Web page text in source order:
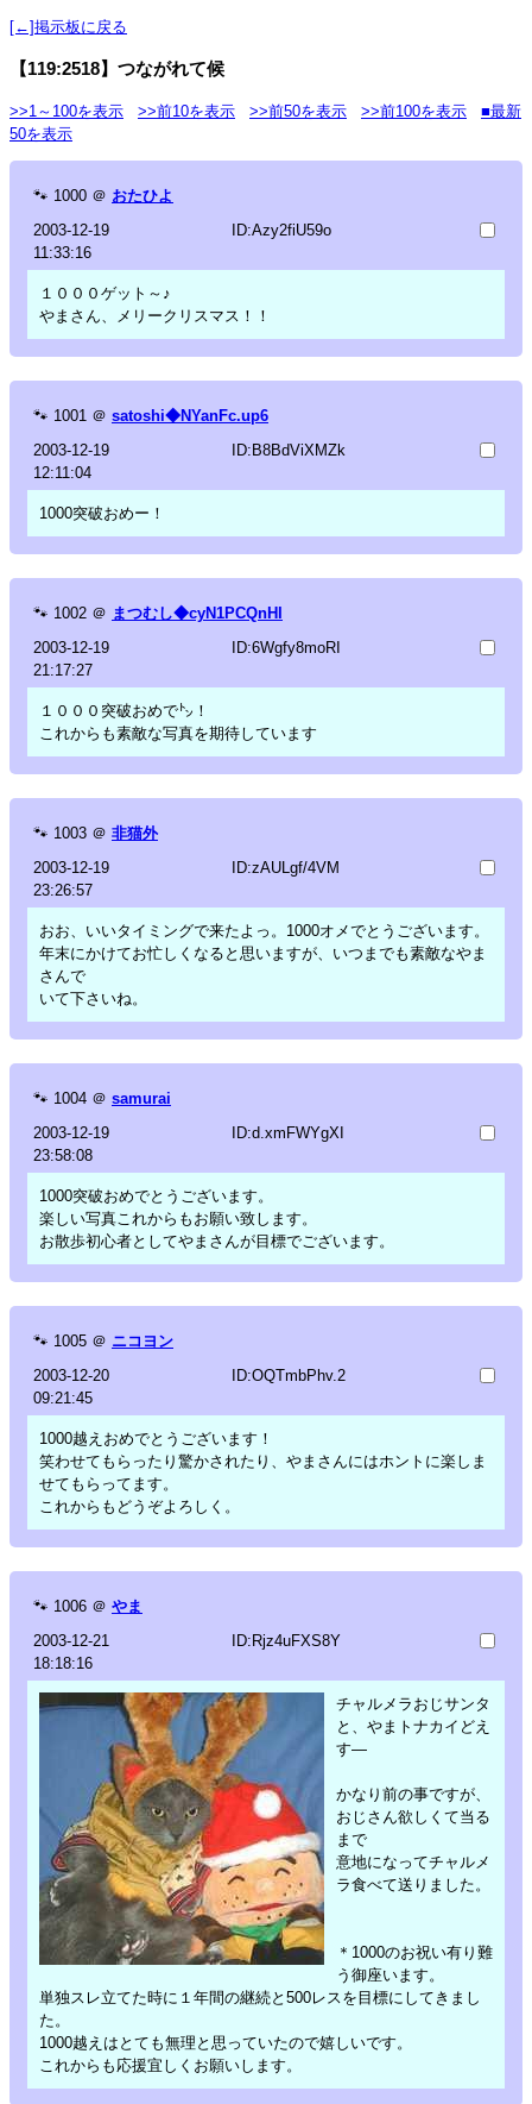
[←]掲示板に戻る
【119:2518】つながれて候
>>1～100を表示 >>前10を表示 >>前50を表示 >>前100を表示
■最新
50を表示
🐾 1000 ＠ おたひよ
2003-12-19
11:33:16
ID:Azy2fiU59o
１０００ゲット～♪
やまさん、メリークリスマス！！
🐾 1001 ＠ satoshi◆NYanFc.up6
2003-12-19
12:11:04
ID:B8BdViXMZk
1000突破おめー！
🐾 1002 ＠ まつむし◆cyN1PCQnHI
2003-12-19
21:17:27
ID:6Wgfy8moRI
１０００突破おめで㌧！
これからも素敵な写真を期待しています
🐾 1003 ＠ 非猫外
2003-12-19
23:26:57
ID:zAULgf/4VM
おお、いいタイミングで来たよっ。1000オメでとうございます。
年末にかけてお忙しくなると思いますが、いつまでも素敵なやま
さんで
いて下さいね。
🐾 1004 ＠ samurai
2003-12-19
23:58:08
ID:d.xmFWYgXI
1000突破おめでとうございます。
楽しい写真これからもお願い致します。
お散歩初心者としてやまさんが目標でございます。
🐾 1005 ＠ ニコヨン
2003-12-20
09:21:45
ID:OQTmbPhv.2
1000越えおめでとうございます！
笑わせてもらったり驚かされたり、やまさんにはホントに楽しま
せてもらってます。
これからもどうぞよろしく。
🐾 1006 ＠ やま
2003-12-21
18:18:16
ID:Rjz4uFXS8Y
チャルメラおじサンタ
と、やまトナカイどえ
す―
かなり前の事ですが、
おじさん欲しくて当る
まで
意地になってチャルメ
ラ食べて送りました。
＊1000のお祝い有り難
う御座います。
単独スレ立てた時に１年間の継続と500レスを目標にしてきまし
た。
1000越えはとても無理と思っていたので嬉しいです。
これからも応援宜しくお願いします。